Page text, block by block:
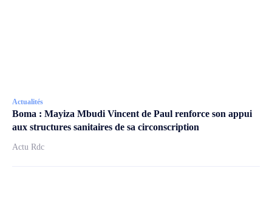
Actualités
Boma : Mayiza Mbudi Vincent de Paul renforce son appui
aux structures sanitaires de sa circonscription
Actu Rdc